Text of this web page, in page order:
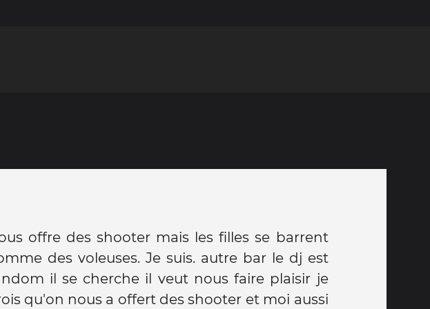
offre des shooter mais les filles se barrent
des voleuses. Je suis. autre bar le dj est
il se cherche il veut nous faire plaisir je
qu'on nous a offert des shooter et moi aussi